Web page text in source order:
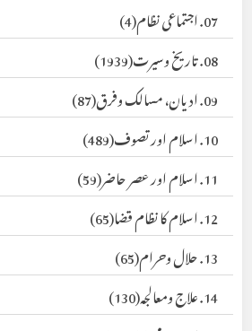
07. اجتماعی نظام
(4)
08. تاریخ وسیرت
(1939)
09. ادیان، مسالک وفرق
(87)
10. اسلام اور تصوف
(489)
11. اسلام اور عصر حاضر
(59)
12. اسلام کا نظام قضا
(65)
13. حلال وحرام
(65)
14. علاج ومعالجہ
(130)